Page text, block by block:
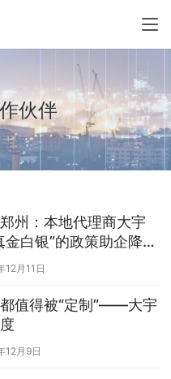
伙伴
州：本地代理商大宇
金白银”的政策助企降
12月11日
值得被“定制”——大宇
12月9日